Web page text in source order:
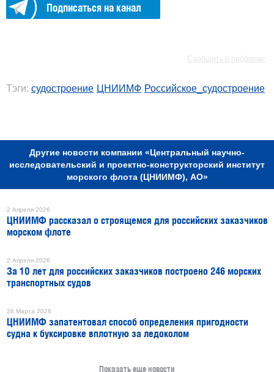
Подписаться на канал
Сообщить о проблеме
Тэги: судостроение ЦНИИМФ Российское_судостроение
Другие новости компании «Центральный научно-
исследовательский и проектно-конструкторский институт
морского флота (ЦНИИМФ), АО»
2 Апреля 2026
ЦНИИМФ рассказал о строящемся для российских заказчиков
морском флоте
2 Апреля 2026
За 10 лет для российских заказчиков построено 246 морских
транспортных судов
26 Марта 2026
ЦНИИМФ запатентовал способ определения пригодности
судна к буксировке вплотную за ледоколом
Показать еще новости